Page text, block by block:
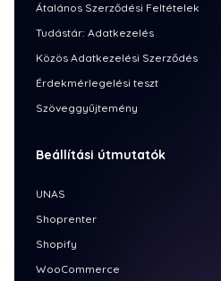
Átalános Szerződési Feltételek
Tudástár: Adatkezelés
Közös Adatkezelési Szerződés
Érdekmérlegelési teszt
Szöveggyűjtemény
Beállítási útmutatók
UNAS
Shoprenter
Shopify
WooCommerce